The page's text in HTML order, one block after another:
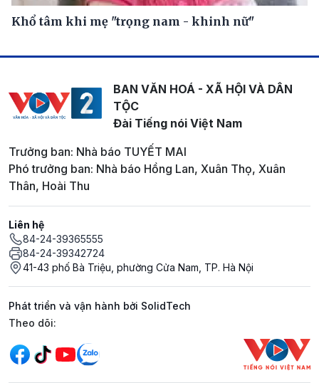
Khổ tâm khi mẹ "trọng nam - khinh nữ"
BAN VĂN HOÁ - XÃ HỘI VÀ DÂN
TỘC
Đài Tiếng nói Việt Nam
Trưởng ban: Nhà báo TUYẾT MAI
Phó trưởng ban: Nhà báo Hồng Lan, Xuân Thọ, Xuân
Thân, Hoài Thu
Liên hệ
84-24-39365555
84-24-39342724
41-43 phố Bà Triệu, phường Cửa Nam, TP. Hà Nội
Phát triển và vận hành bởi SolidTech
Mạng xã hội
Theo dõi: